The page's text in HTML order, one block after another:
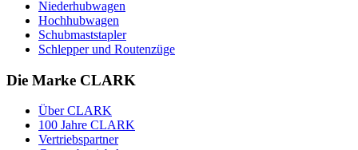
Niederhubwagen
Hochhubwagen
Schubmaststapler
Schlepper und Routenzüge
Die Marke CLARK
Über CLARK
100 Jahre CLARK
Vertriebspartner